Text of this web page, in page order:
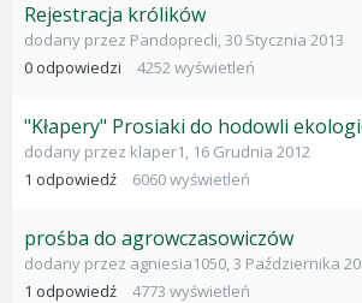
Rejestracja królików
dodany przez Pandoprecli,30 Stycznia 2013
0 odpowiedzi 4252wyświetleń
"Kłapery" Prosiaki do hodowli
dodany przez klaper1, 16 Grudnia 2012
1 odpowiedź 6060wyświetleń
prośba do agrowczasowiczów
dodany przez agniesia1050,3 Października
1 odpowiedź 4773 wyświetleń